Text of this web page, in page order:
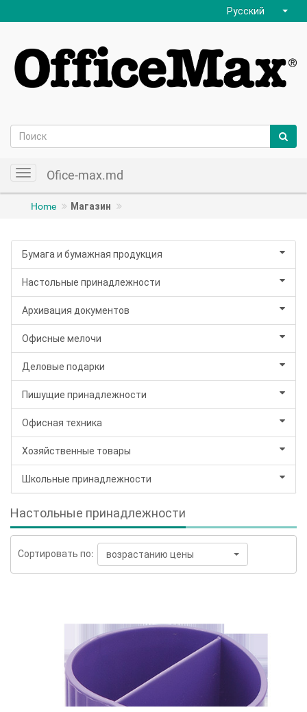
Русский
ToggleOfice-max.md
Home Магазин
Бумага и бумажная продукция
Настольные принадлежности
Архивация документов
Офисные мелочи
Деловые подарки
Пишущие принадлежности
Офисная техника
Хозяйственные товары
Школьные принадлежности
Настольные принадлежности
Сортировать по: возрастанию цены